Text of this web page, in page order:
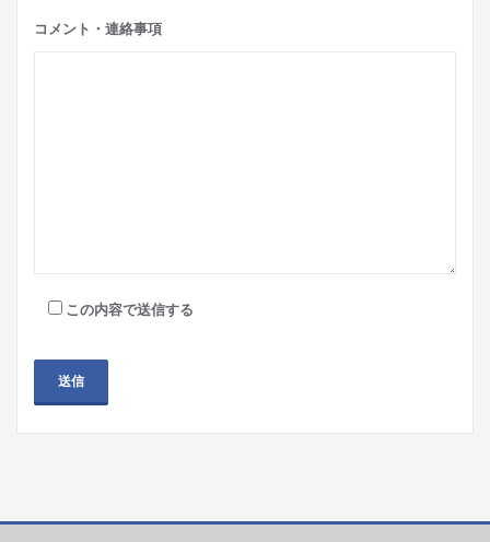
コメント・連絡事項
この内容で送信する